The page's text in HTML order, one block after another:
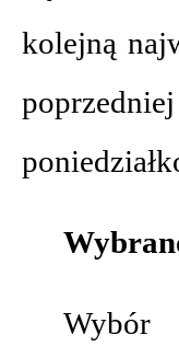
kolejną
Wybór